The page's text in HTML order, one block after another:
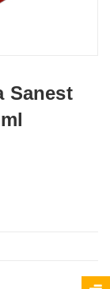
Sanest